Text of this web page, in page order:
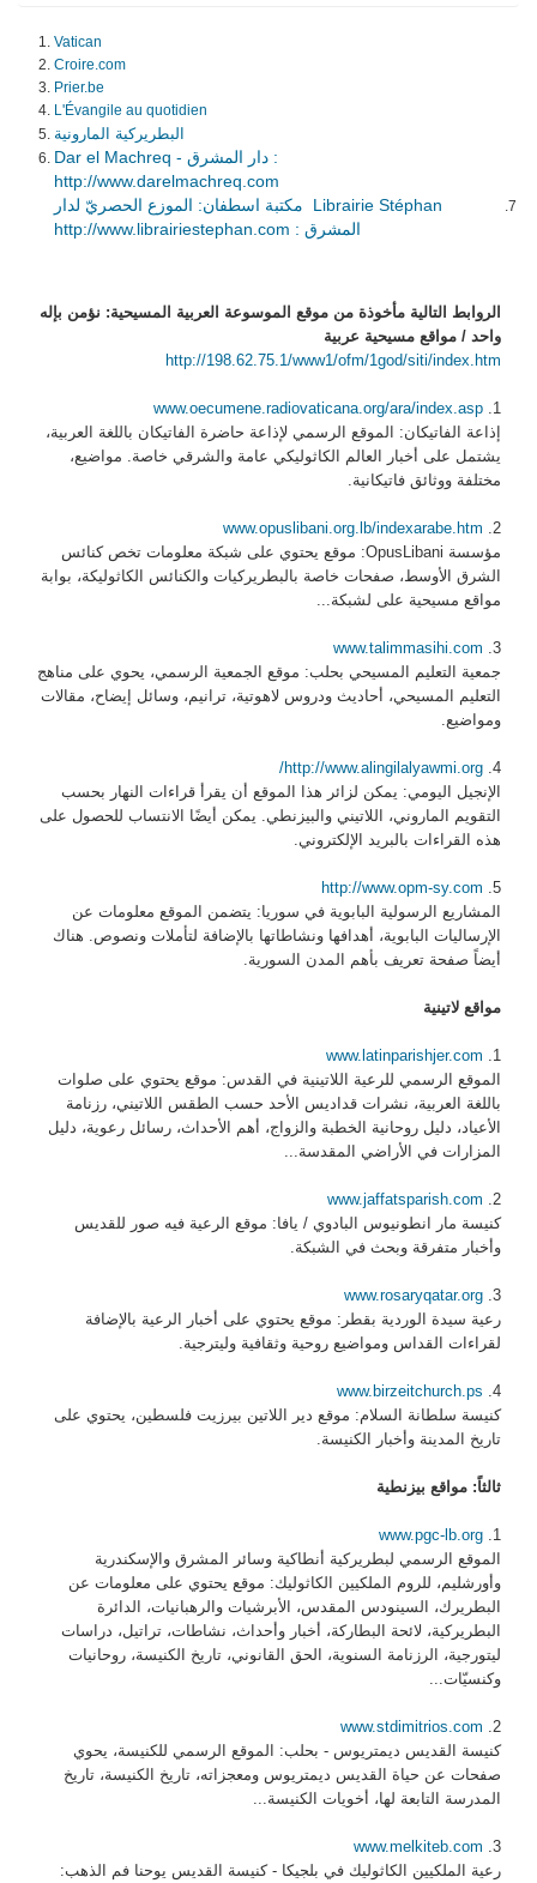
Vatican
Croire.com
Prier.be
L'Évangile au quotidien
البطريركية المارونية
Dar el Machreq - دار المشرق :
http://www.darelmachreq.com
Librairie Stéphan مكتبة اسطفان: الموزع الحصريّ لدار
المشرق : http://www.librairiestephan.com
الروابط التالية مأخوذة من موقع الموسوعة العربية المسيحية: نؤمن بإله
واحد / مواقع مسيحية عربية
http://198.62.75.1/www1/ofm/1god/siti/index.htm
1.
www.oecumene.radiovaticana.org/ara/index.asp
إذاعة الفاتيكان: الموقع الرسمي لإذاعة حاضرة الفاتيكان باللغة العربية،
يشتمل على أخبار العالم الكاثوليكي عامة والشرقي خاصة. مواضيع،
مختلفة ووثائق فاتيكانية.
2.
www.opuslibani.org.lb/indexarabe.htm
مؤسسة OpusLibani: موقع يحتوي على شبكة معلومات تخص كنائس
الشرق الأوسط، صفحات خاصة بالبطريركيات والكنائس الكاثوليكة، بوابة
مواقع مسيحية على لشبكة...
3.
www.talimmasihi.com
جمعية التعليم المسيحي بحلب: موقع الجمعية الرسمي، يحوي على مناهج
التعليم المسيحي، أحاديث ودروس لاهوتية، ترانيم، وسائل إيضاح، مقالات
ومواضيع.
4.
http://www.alingilalyawmi.org/
الإنجيل اليومي: يمكن لزائر هذا الموقع أن يقرأ قراءات النهار بحسب
التقويم الماروني، اللاتيني والبيزنطي. يمكن أيضًا الانتساب للحصول على
هذه القراءات بالبريد الإلكتروني.
5.
http://www.opm-sy.com
المشاريع الرسولية البابوية في سوريا: يتضمن الموقع معلومات عن
الإرساليات البابوية، أهدافها ونشاطاتها بالإضافة لتأملات ونصوص. هناك
أيضاً صفحة تعريف بأهم المدن السورية.
مواقع لاتينية
1.
www.latinparishjer.com
الموقع الرسمي للرعية اللاتينية في القدس: موقع يحتوي على صلوات
باللغة العربية، نشرات قداديس الأحد حسب الطقس اللاتيني، رزنامة
الأعياد، دليل روحانية الخطبة والزواج، أهم الأحداث، رسائل رعوية، دليل
المزارات في الأراضي المقدسة...
2.
www.jaffatsparish.com
كنيسة مار انطونيوس البادوي / يافا: موقع الرعية فيه صور للقديس
وأخبار متفرقة وبحث في الشبكة.
3.
www.rosaryqatar.org
رعية سيدة الوردية بقطر: موقع يحتوي على أخبار الرعية بالإضافة
لقراءات القداس ومواضيع روحية وثقافية وليترجية.
4.
www.birzeitchurch.ps
كنيسة سلطانة السلام: موقع دير اللاتين بيرزيت فلسطين، يحتوي على
تاريخ المدينة وأخبار الكنيسة.
ثالثاً: مواقع بيزنطية
1.
www.pgc-lb.org
الموقع الرسمي لبطريركية أنطاكية وسائر المشرق والإسكندرية
وأورشليم، للروم الملكيين الكاثوليك: موقع يحتوي على معلومات عن
البطريرك، السينودس المقدس، الأبرشيات والرهبانيات، الدائرة
البطريركية، لائحة البطاركة، أخبار وأحداث، نشاطات، تراتيل، دراسات
ليتورجية، الرزنامة السنوية، الحق القانوني، تاريخ الكنيسة، روحانيات
وكنسيّات...
2.
www.stdimitrios.com
كنيسة القديس ديمتريوس - بحلب: الموقع الرسمي للكنيسة، يحوي
صفحات عن حياة القديس ديمتريوس ومعجزاته، تاريخ الكنيسة، تاريخ
المدرسة التابعة لها، أخويات الكنيسة...
3.
www.melkiteb.com
رعية الملكيين الكاثوليك في بلجيكا - كنيسة القديس يوحنا فم الذهب: